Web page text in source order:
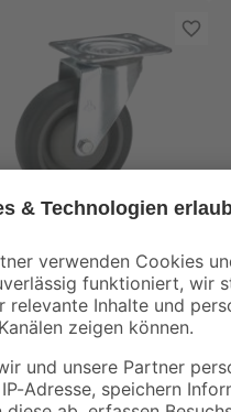
Dörner & Helmer
Transportgeräte-
Lenkrolle mit Platte
100 mm
14,